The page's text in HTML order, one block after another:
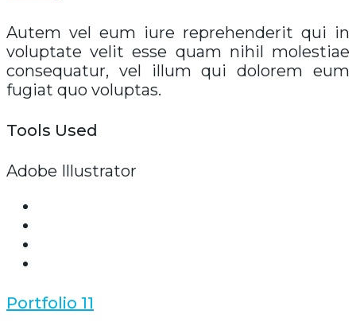
Autem vel eum iure reprehenderit qui in
voluptate velit esse quam nihil molestiae
consequatur, vel illum qui dolorem eum
fugiat quo voluptas.
Tools Used
Adobe Illustrator
Portfolio 11